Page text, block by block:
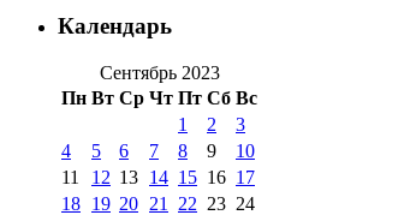
Календарь
Сентябрь 2023
Пн Вт Ср Чт Пт Сб Вс
1 2
3
4
5 6 7 8 9
10
11
12 13 14 15 16 17
18 19 20 21 22 23 24